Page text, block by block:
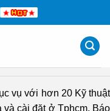
vụ với hơn 20 Kỹ thuật
cài đặt ở Tphcm. Báo